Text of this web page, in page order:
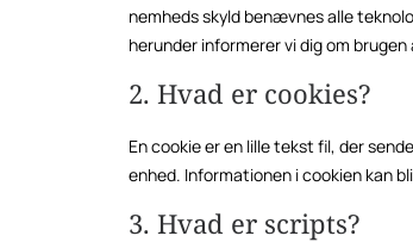
nemheds skyld benævnes alle
herunder informerer vi dig om
2. Hvad er cookies?
En cookie er en lille tekst fil, der
enhed. Informationen i cookien kan
3. Hvad er scripts?